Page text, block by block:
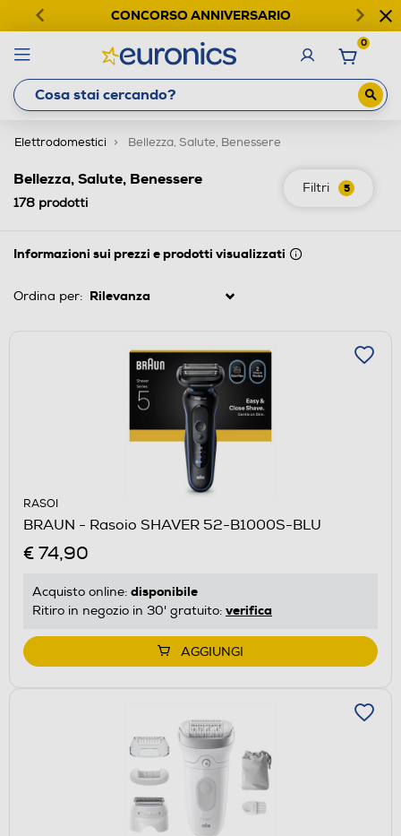
CONCORSO ANNIVERSARIO
0
Elettrodomestici Bellezza, Salute, Benessere
Filtri 5
Bellezza, Salute, Benessere
178 prodotti
Informazioni sui prezzi e prodotti visualizzati
Ordina per:
RASOI
BRAUN - Rasoio SHAVER 52-B1000S-BLU
€ 74,90
Acquisto online: disponibile
Ritiro in negozio in 30' gratuito: verifica
AGGIUNGI